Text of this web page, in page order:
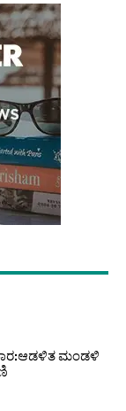
ಮಂಡಳಿ